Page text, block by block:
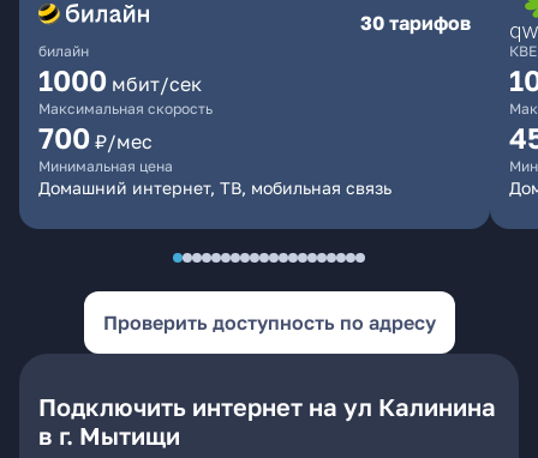
билайн
30 тарифов
1000 мбит/сек
Максимальная скорость
700 ₽/мес
Минимальная цена
Домашний интернет, ТВ, мобильная связь
Проверить доступность по адресу
Подключить интернет на ул Калинина
в г. Мытищи